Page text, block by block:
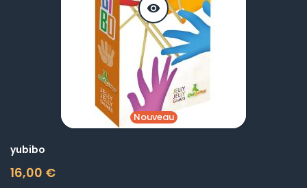
visibility
Nouveau
yubibo
16,00 €
Prix